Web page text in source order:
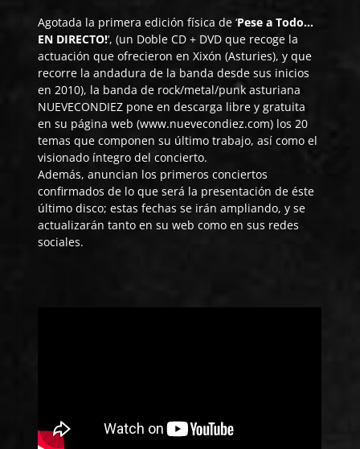
Agotada la primera edición física de ‘Pese a Todo…
EN DIRECTO!‘, (un Doble CD + DVD que recoge la
actuación que ofrecieron en Xixón (Asturies), y que
recorre la andadura de la banda desde sus inicios
en 2010), la banda de rock/metal/punk asturiana
NUEVECONDIEZ pone en descarga libre y gratuita
en su página web (www.nuevecondiez.com) los 20
temas que componen su último trabajo, así como el
visionado íntegro del concierto.
Además, anuncian los primeros conciertos
confirmados de lo que será la presentación de éste
último disco; estas fechas se irán ampliando, y se
actualizarán tanto en su web como en sus redes
sociales.